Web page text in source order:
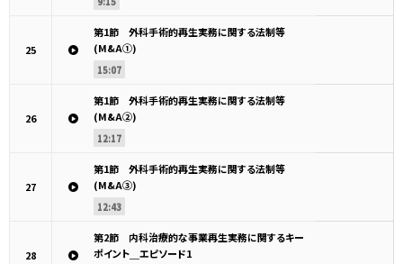
25
第1節 外科手術的再生実務に関する法制等
(M&A①)
15:07
26
第1節 外科手術的再生実務に関する法制等
(M&A②)
12:17
27
第1節 外科手術的再生実務に関する法制等
(M&A③)
12:43
28
第2節 内科治療的な事業再生実務に関するキー
ポイント＿エピソード1